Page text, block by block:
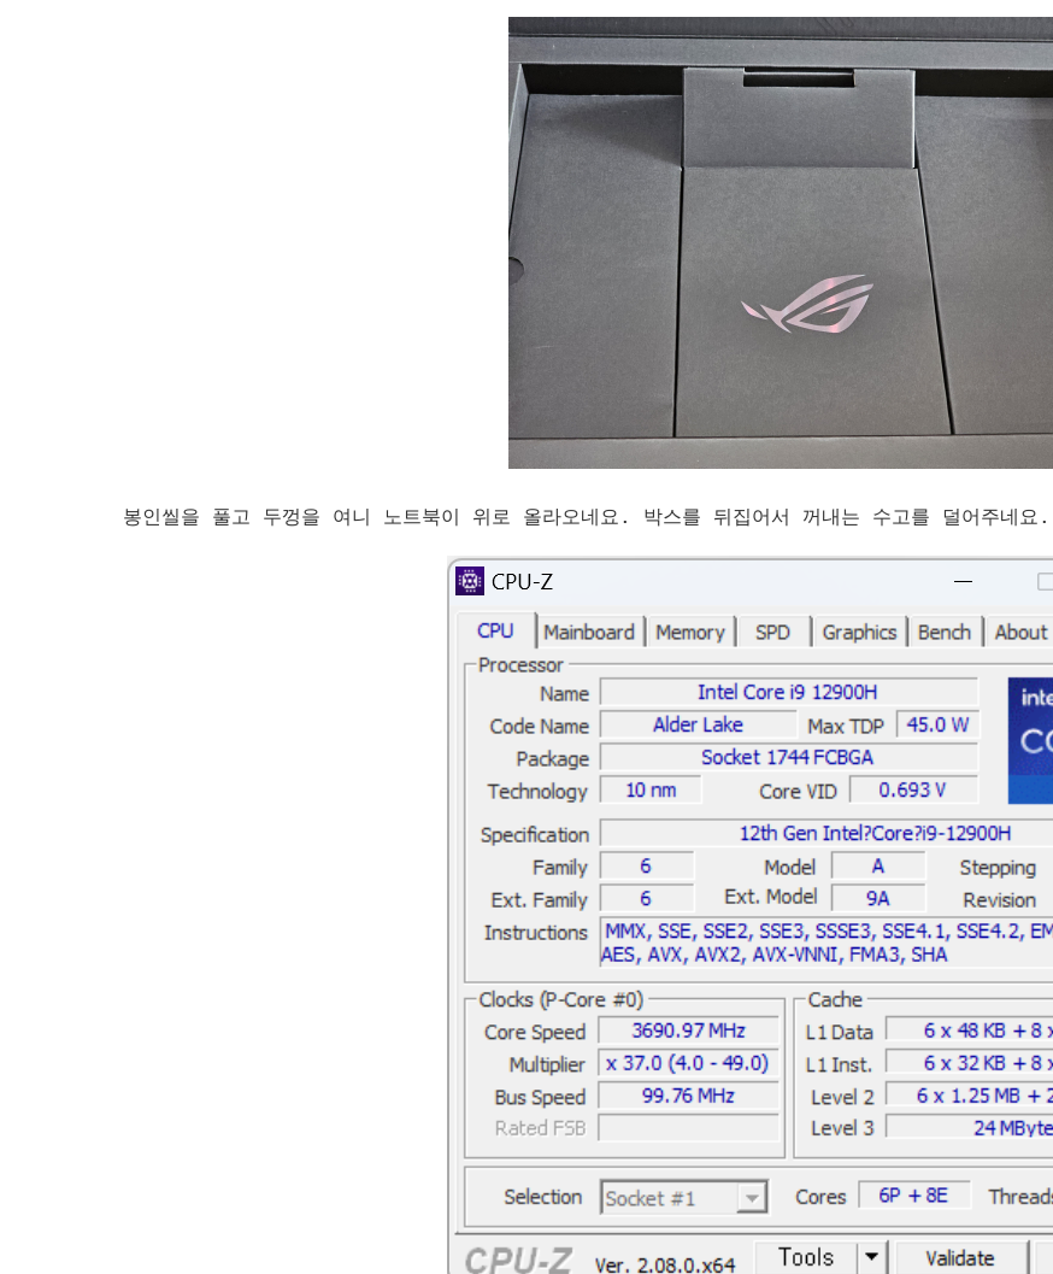
봉인씰을 풀고 두껑을 여니 노트북이 위로 올라오네요. 박스를 뒤집어서 꺼내는 수고를 덜어주네요.